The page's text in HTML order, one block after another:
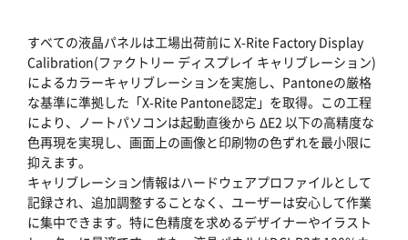
すべての液晶パネルは工場出荷前に X-Rite Factory Display
Calibration(ファクトリー ディスプレイ キャリブレーション)
によるカラーキャリブレーションを実施し、Pantoneの厳格
な基準に準拠した「X-Rite Pantone認定」を取得。この工程
により、ノートパソコンは起動直後から ΔE2 以下の高精度な
色再現を実現し、画面上の画像と印刷物の色ずれを最小限に
抑えます。
キャリブレーション情報はハードウェアプロファイルとして
記録され、追加調整することなく、ユーザーは安心して作業
に集中できます。特に色精度を求めるデザイナーやイラスト